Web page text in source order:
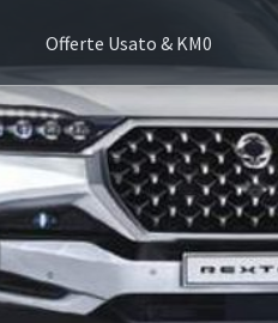
Offerte Usato & KM0